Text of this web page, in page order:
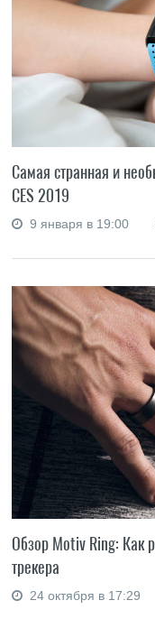
Самая странная и
CES 2019
9 января в 19:00
Обзор Motiv Ring: Как
трекера
24 октября в 17:29